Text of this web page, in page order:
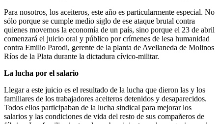
Para nosotros, los aceiteros, este año es particularmente especial. No
sólo porque se cumple medio siglo de ese ataque brutal contra
quienes movemos la economía de un país, sino porque el 23 de abril
comenzará el juicio oral y público por crímenes de lesa humanidad
contra Emilio Parodi, gerente de la planta de Avellaneda de Molinos
Ríos de la Plata durante la dictadura cívico-militar.
La lucha por el salario
Llegar a este juicio es el resultado de la lucha que dieron las y los
familiares de los trabajadores aceiteros detenidos y desaparecidos.
Todos ellos participaban de la lucha sindical para mejorar los
salarios y las condiciones de vida del resto de sus compañeros de